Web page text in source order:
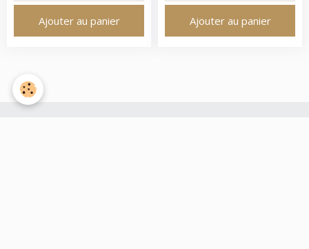
Ajouter au panier Ajouter au panier